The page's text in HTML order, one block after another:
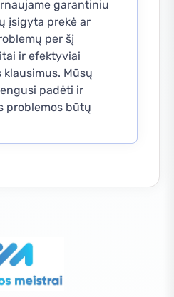
garantiniu
įsigyta prekė ar
per šį
ir efektyviai
Mūsų
padėti ir
problemos būtų